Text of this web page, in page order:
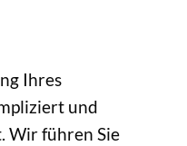
Ihres
und
Wir führen Sie